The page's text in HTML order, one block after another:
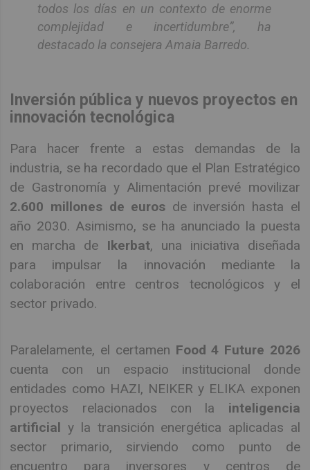
todos los días en un contexto de enorme
complejidad e incertidumbre”, ha
destacado la consejera Amaia Barredo.
Inversión pública y nuevos proyectos en
innovación tecnológica
Para hacer frente a estas demandas de la
industria, se ha recordado que el Plan Estratégico
de Gastronomía y Alimentación prevé movilizar
2.600 millones de euros de inversión hasta el
año 2030. Asimismo, se ha anunciado la puesta
en marcha de Ikerbat, una iniciativa diseñada
para impulsar la innovación mediante la
colaboración entre centros tecnológicos y el
sector privado.
Paralelamente, el certamen Food 4 Future 2026
cuenta con un espacio institucional donde
entidades como HAZI, NEIKER y ELIKA exponen
proyectos relacionados con la inteligencia
artificial y la transición energética aplicadas al
sector primario, sirviendo como punto de
encuentro para inversores y centros de